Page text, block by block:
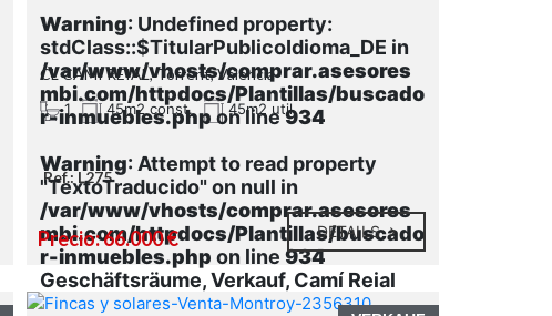
Warning: Undefined property:
stdClass::$TitularPublicoIdioma_DE in
/var/www/vhosts/comprar.asesores
mbi.com/httpdocs/Plantillas/buscado
r-inmuebles.phpon line934
Warning: Attempt to read property
"TextoTraducido" on null in
/var/www/vhosts/comprar.asesores
mbi.com/httpdocs/Plantillas/buscado
r-inmuebles.php on line934
Geschäftsräume, Verkauf, Camí Reial
CL CAMI REIAL, Torrent, Valencia
1 45m2 const. 45m2 util
Ref.: L275
Precio: 66.000 € DETAILS